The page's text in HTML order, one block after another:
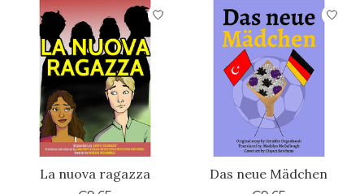
La nuova ragazza Das neue Mädchen